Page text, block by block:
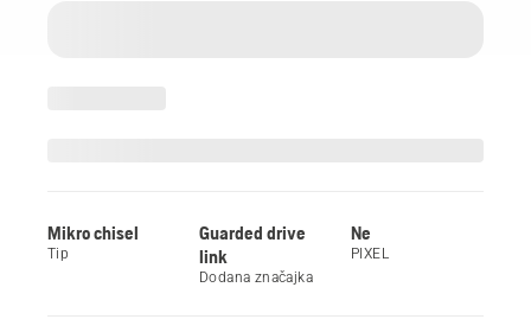
Mikro chisel
Tip
Guarded drive
link
Dodana značajka
Ne
PIXEL